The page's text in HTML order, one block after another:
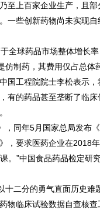
至上百家企业生产，且部
一些创新药物尚未实现自
全球药品市场整体增长率
仿制药，其费用仅占总体
国工程院院士李松表示，
有的药品甚至垄断了临床
同年5月国家总局发布
，要求医药企业在2018
。”中国食品药品检定研
二分的勇气直面历史难
物临床试验数据自查核查